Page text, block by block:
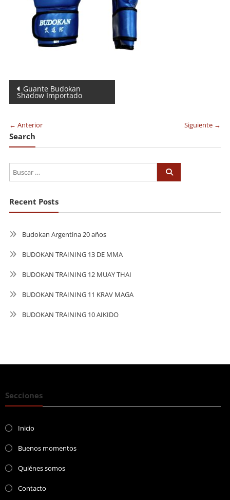
Navegación
de
entradas
Guante Budokan
Shadow Importado
← Anterior Siguiente →
Search
Recent Posts
Budokan Argentina 20 años
BUDOKAN TRAINING 13 DE MMA
BUDOKAN TRAINING 12 MUAY THAI
BUDOKAN TRAINING 11 KRAV MAGA
BUDOKAN TRAINING 10 AIKIDO
Secciones
Inicio
Buenos momentos
Quiénes somos
Contacto